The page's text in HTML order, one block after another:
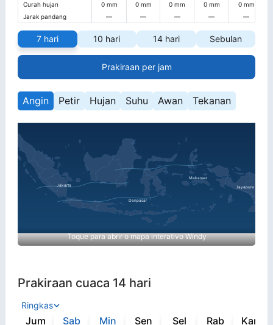
Curah hujan
0 mm 0 mm 0 mm 0 mm 0 mm
Jarak pandang
— — — — —
7 hari 10 hari 14 hari Sebulan
Prakiraan per jam
Angin Petir Hujan Suhu Awan Tekanan
Toque para abrir o mapa interativo Windy
Prakiraan cuaca 14 hari
Ringkas
Jum Sab Min Sen Sel Rab Kam